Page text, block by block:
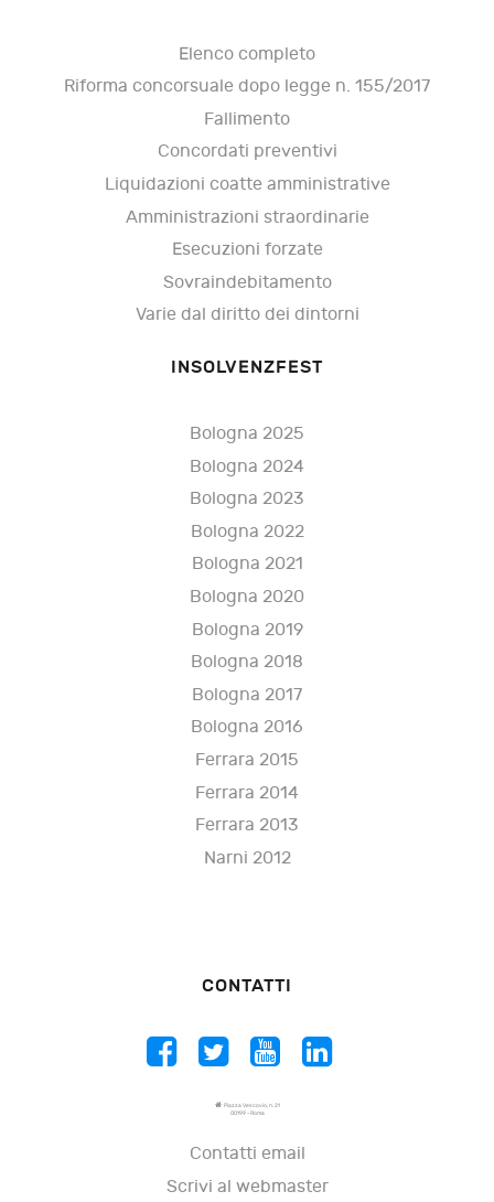
Elenco completo
Riforma concorsuale dopo legge n. 155/2017
Fallimento
Concordati preventivi
Liquidazioni coatte amministrative
Amministrazioni straordinarie
Esecuzioni forzate
Sovraindebitamento
Varie dal diritto dei dintorni
INSOLVENZFEST
Bologna 2025
Bologna 2024
Bologna 2023
Bologna 2022
Bologna 2021
Bologna 2020
Bologna 2019
Bologna 2018
Bologna 2017
Bologna 2016
Ferrara 2015
Ferrara 2014
Ferrara 2013
Narni 2012
CONTATTI
Piazza Vescovio, n. 21
00199 - Roma
Contatti email
Scrivi al webmaster